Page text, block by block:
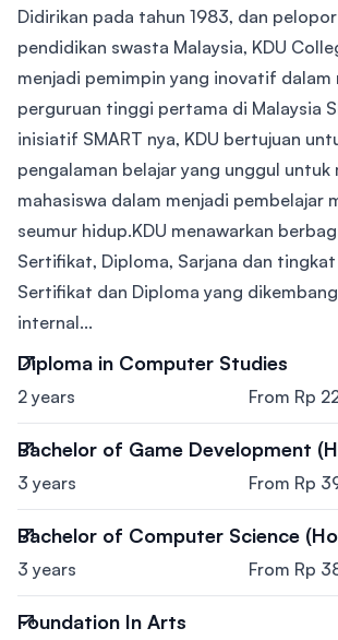
Didirikan pada tahun 1983, dan
pendidikan swasta Malaysia, KDU
menjadi pemimpin yang inovatif dalam
perguruan tinggi pertama di Malaysia
inisiatif SMART nya, KDU bertujuan
pengalaman belajar yang unggul untuk
mahasiswa dalam menjadi pembelajar
seumur hidup.KDU menawarkan
Sertifikat, Diploma, Sarjana dan
Sertifikat dan Diploma yang
internal...
Diploma in Computer Studies
2 years From Rp
Bachelor of Game Development
3 years From Rp
Bachelor of Computer Science
3 years From Rp
Foundation In Arts